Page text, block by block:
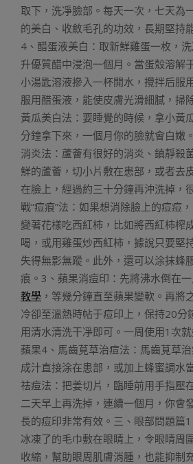
取下，洗凈臉部。每天一次，七天為
的美白、收斂毛孔的功效，長期堅持
4、醋蛋液美白：取新鮮雞蛋一枚，
升優質醋中浸泡一個月。當蛋殼溶解
小湯匙溶液摻入一杯開水，攪拌后服
服用醋蛋液，能使皮膚光滑細膩，掃
黃瓜美白法：要睡覺的時候，拿小黃
分鐘拿下來，一個月你的臉就會白嫩
消炎法：蘆薈有很好的消炎、鎮靜殺
鮮的蘆薈，切小片敷在患部，或者去
在臉上，經過約三十分鐘再沖洗掉，
戰“痘痕”法：如果想消除臉上的痘痘
變著花樣吃西紅柿，比如將西紅柿榨
喝，或用雞蛋炒西紅柿，據說只要堅
失得無影無蹤。此外，還可以涂抹蜂
痕。3、蘋果消痘印：先將沸水倒在
教學 ，等幾分鐘直至蘋果變軟。再將
冷卻至溫熱時帖于痘印上，保持20分
用清水清洗干凈即可。一周使用1次
蘋果4、馬齒莧草治痘法：馬齒莧草
成汁直接涂在患部，或加上蜂蜜調水
祛痘法：把姜切片，臨睡前用手指壓
二天早上再洗掉，連續一個月，你會
長的痘印非常有效。三、眼部問題篇
冰凍了的毛巾敷在眼睛上，令眼睛周
收縮，幫助眼周肌膚消腫，也能抑制